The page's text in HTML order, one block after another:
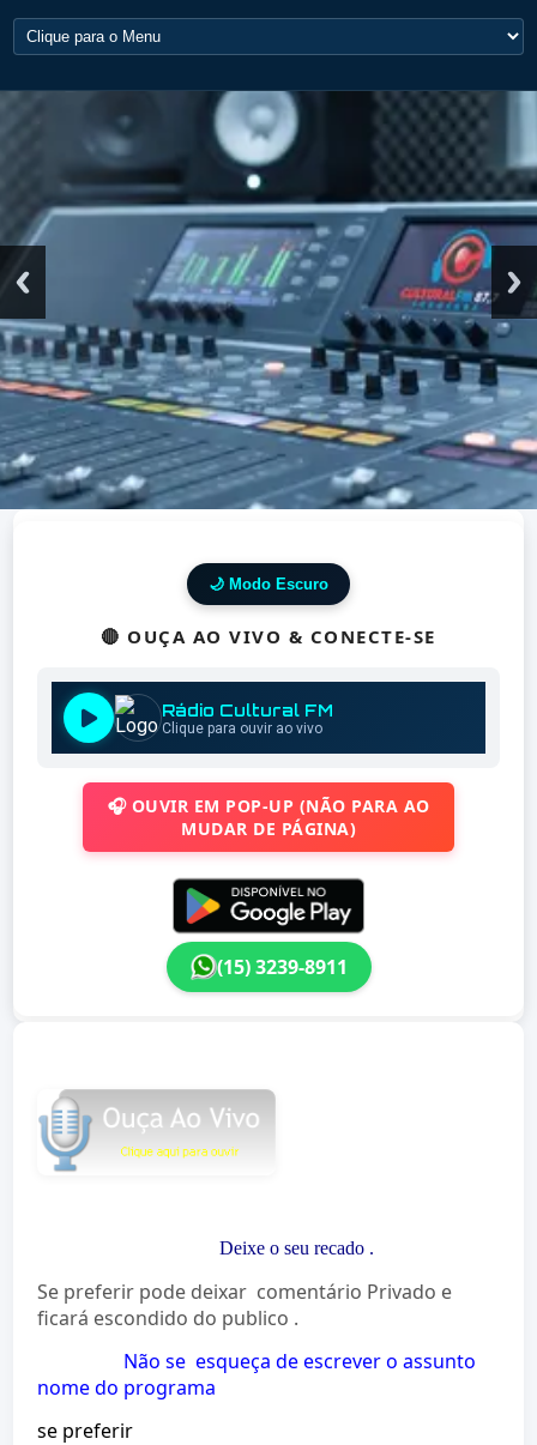
🌙 Modo Escuro
🔴 OUÇA AO VIVO & CONECTE-SE
🎧 OUVIR EM POP-UP (NÃO PARA AO
MUDAR DE PÁGINA)
(15) 3239-8911
Deixe o seu recado .
Se preferir pode deixar comentário Privado e
ficará escondido do publico .
Não se esqueça de escrever o assunto
nome do programa
se preferir